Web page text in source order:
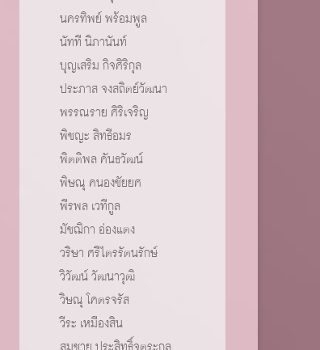
นครทิพย์ พร้อมพูล
นัทที นิภานันท์
บุญเสริม กิจศิริกุล
ประภาส จงสถิตย์วัฒนา
พรรณราย ศิริเจริญ
พิชญะ สิทธีอมร
พิตติพล คันธวัฒน์
พิษณุ คนองชัยยศ
พีรพล เวทีกูล
มัชฌิกา อ่องแตง
วริษา ศรีไตรรัตนรักษ์
วิวัฒน์ วัฒนาวุฒิ
วิษณุ โคตรจรัส
วีระ เหมืองสิน